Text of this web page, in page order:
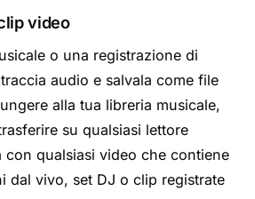
video
o una registrazione di
audio e salvala come file
alla tua libreria musicale,
su qualsiasi lettore
con qualsiasi video che contiene
dal vivo, set DJ o clip registrate